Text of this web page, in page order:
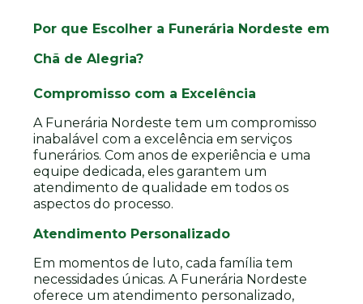
Por que Escolher a Funerária Nordeste em
Chã de Alegria?
Compromisso com a Excelência
A Funerária Nordeste tem um compromisso
inabalável com a excelência em serviços
funerários. Com anos de experiência e uma
equipe dedicada, eles garantem um
atendimento de qualidade em todos os
aspectos do processo.
Atendimento Personalizado
Em momentos de luto, cada família tem
necessidades únicas. A Funerária Nordeste
oferece um atendimento personalizado,